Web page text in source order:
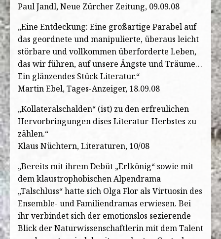
Paul Jandl, Neue Zürcher Zeitung, 09.09.08
„Eine Entdeckung: Eine großartige Parabel auf
das geordnete und manipulierte, überaus leicht
störbare und vollkommen überforderte Leben,
das wir führen, auf unsere Ängste und Träume…
Ein glänzendes Stück Literatur.“
Martin Ebel, Tages-Anzeiger, 18.09.08
„Kollateralschalden“ (ist) zu den erfreulichen
Hervorbringungen dises Literatur-Herbstes zu
zählen.“
Klaus Nüchtern, Literaturen, 10/08
„Bereits mit ihrem Debüt „Erlkönig“ sowie mit
dem klaustrophobischen Alpendrama
„Talschluss“ hatte sich Olga Flor als Virtuosin des
Ensemble- und Familiendramas erwiesen. Bei
ihr verbindet sich der emotionslos sezierende
Blick der Naturwissenschaftlerin mit dem Talent